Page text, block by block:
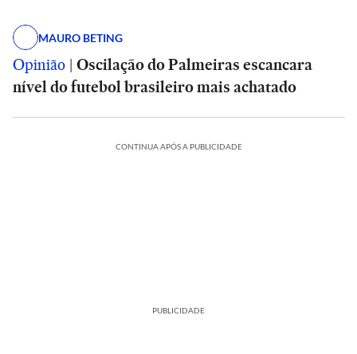
MAURO BETING
Opinião | Oscilação do Palmeiras escancara
nível do futebol brasileiro mais achatado
CONTINUA APÓS A PUBLICIDADE
PUBLICIDADE